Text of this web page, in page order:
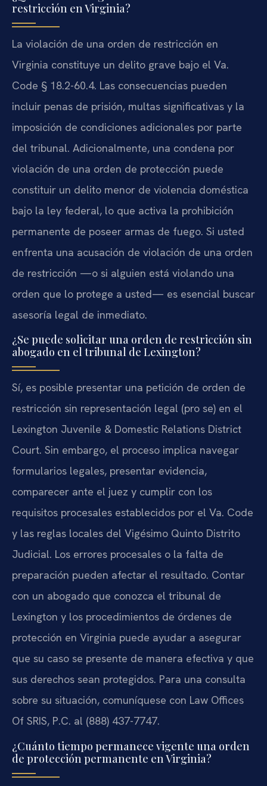
restricción en Virginia?
La violación de una orden de restricción en
Virginia constituye un delito grave bajo el Va.
Code § 18.2-60.4. Las consecuencias pueden
incluir penas de prisión, multas significativas y la
imposición de condiciones adicionales por parte
del tribunal. Adicionalmente, una condena por
violación de una orden de protección puede
constituir un delito menor de violencia doméstica
bajo la ley federal, lo que activa la prohibición
permanente de poseer armas de fuego. Si usted
enfrenta una acusación de violación de una orden
de restricción —o si alguien está violando una
orden que lo protege a usted— es esencial buscar
asesoría legal de inmediato.
¿Se puede solicitar una orden de restricción sin
abogado en el tribunal de Lexington?
Sí, es posible presentar una petición de orden de
restricción sin representación legal (pro se) en el
Lexington Juvenile & Domestic Relations District
Court. Sin embargo, el proceso implica navegar
formularios legales, presentar evidencia,
comparecer ante el juez y cumplir con los
requisitos procesales establecidos por el Va. Code
y las reglas locales del Vigésimo Quinto Distrito
Judicial. Los errores procesales o la falta de
preparación pueden afectar el resultado. Contar
con un abogado que conozca el tribunal de
Lexington y los procedimientos de órdenes de
protección en Virginia puede ayudar a asegurar
que su caso se presente de manera efectiva y que
sus derechos sean protegidos. Para una consulta
sobre su situación, comuníquese con Law Offices
Of SRIS, P.C. al (888) 437-7747.
¿Cuánto tiempo permanece vigente una orden
de protección permanente en Virginia?